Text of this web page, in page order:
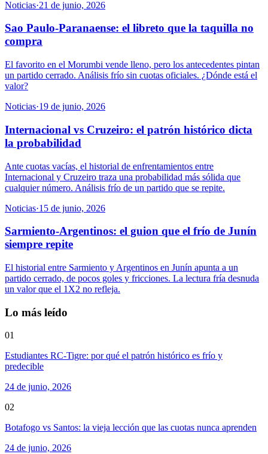
Noticias·21 de junio, 2026
Sao Paulo-Paranaense: el libreto que la taquilla no
compra
El favorito en el Morumbi vende lleno, pero los antecedentes pintan
un partido cerrado. Análisis frío sin cuotas oficiales. ¿Dónde está el
valor?
Noticias·19 de junio, 2026
Internacional vs Cruzeiro: el patrón histórico dicta
la probabilidad
Ante cuotas vacías, el historial de enfrentamientos entre
Internacional y Cruzeiro traza una probabilidad más sólida que
cualquier número. Análisis frío de un partido que se repite.
Noticias·15 de junio, 2026
Sarmiento-Argentinos: el guion que el frío de Junín
siempre repite
El historial entre Sarmiento y Argentinos en Junín apunta a un
partido cerrado, de pocos goles y fricciones. La lectura fría desnuda
un valor que el 1X2 no refleja.
Lo más leído
01
Estudiantes RC-Tigre: por qué el patrón histórico es frío y
predecible
24 de junio, 2026
02
Botafogo vs Santos: la vieja lección que las cuotas nunca aprenden
24 de junio, 2026